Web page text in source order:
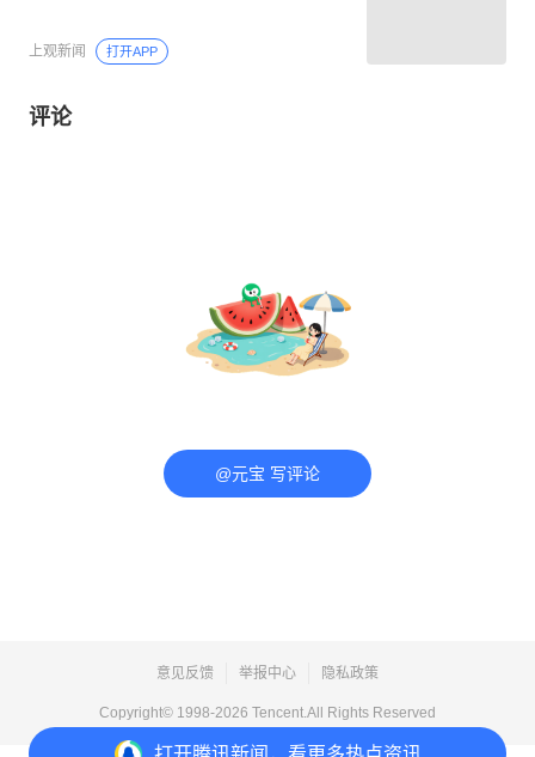
上观新闻 打开APP
评论
@元宝 写评论
意见反馈 举报中心 隐私政策
Copyright© 1998-2026 Tencent.All Rights Reserved